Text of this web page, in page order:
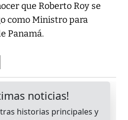
que Roberto Roy se
como Ministro para
Panamá.